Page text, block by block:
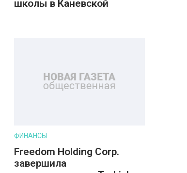
школы в Каневской
ФИНАНСЫ
Freedom Holding Corp.
завершила